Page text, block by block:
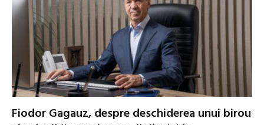
Fiodor Gagauz, despre deschiderea unui birou